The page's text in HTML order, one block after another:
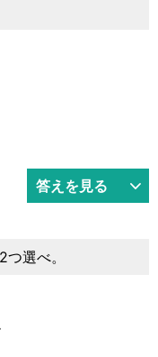
答えを見る
選べ。